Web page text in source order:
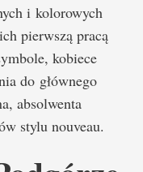
i kolorowych
pierwszą pracą
kobiece
do głównego
absolwenta
stylu nouveau.